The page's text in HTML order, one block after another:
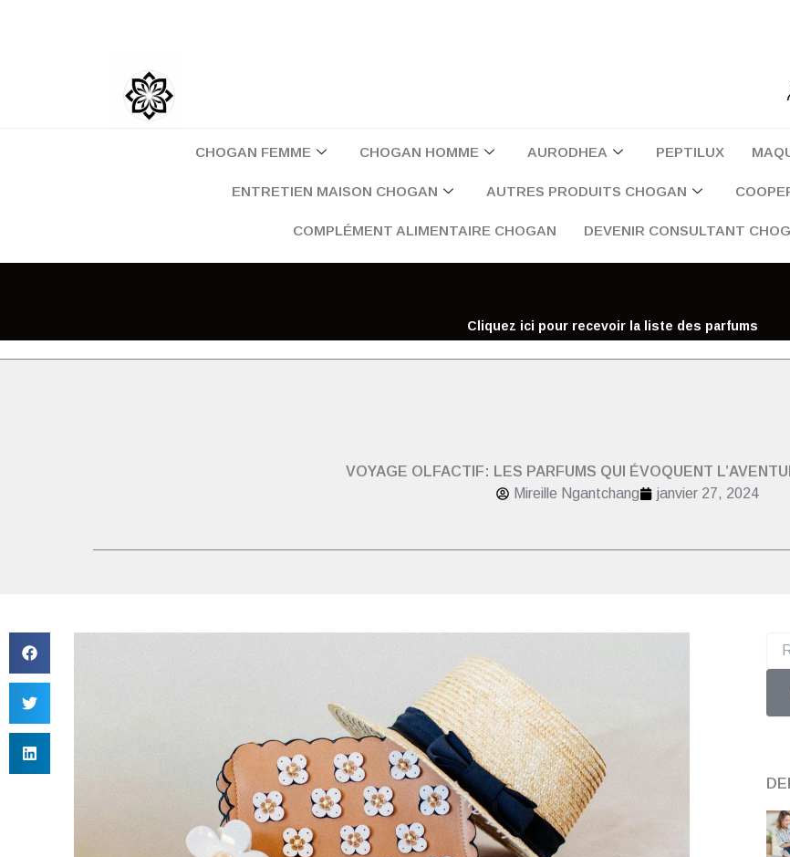
CHOGAN FEMME CHOGAN HOMME AURODHEA PEPTILUX
ENTRETIEN MAISON CHOGAN AUTRES PRODUITS CHOGAN
COMPLÉMENT ALIMENTAIRE CHOGAN DEVENIR CONSULTANT
Cliquez ici pour recevoir la liste des parfums
VOYAGE OLFACTIF: LES PARFUMS QUI ÉVOQUENT
Mireille Ngantchang
janvier 27, 2024